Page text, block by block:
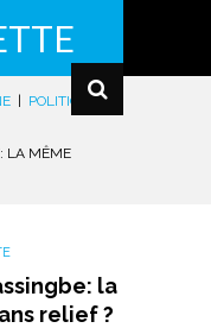
POLITIQUE |
LA MÊME
la
relief ?